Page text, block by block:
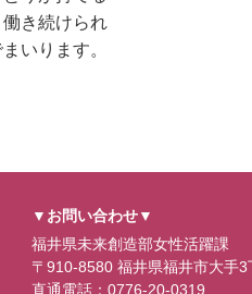
き続けられ
いります。
▼お問い合わせ▼
福井県未来創造部女性活躍課
〒910-8580 福井県福井市大手
直通電話：0776-20-0319